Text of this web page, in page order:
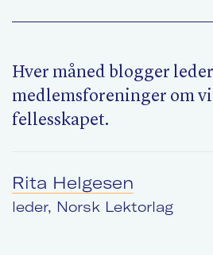
Hver måned blogger
medlemsforeninger om
fellesskapet.
Rita Helgesen
leder, Norsk Lektorlag